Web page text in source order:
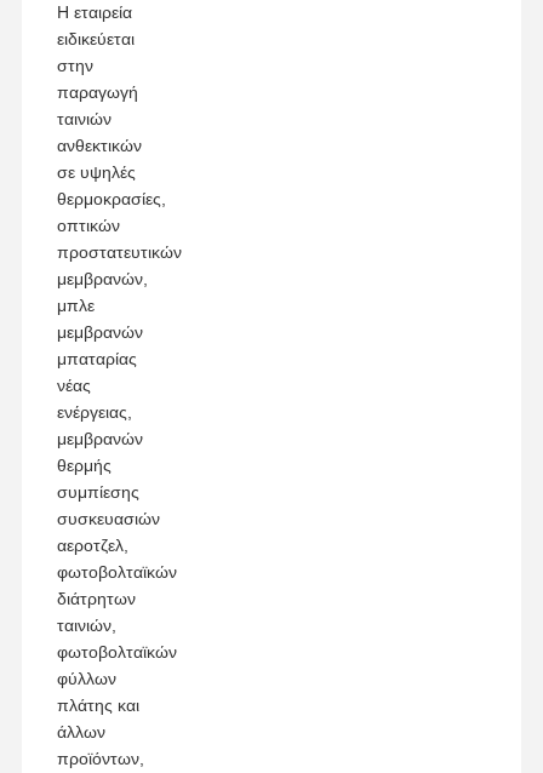
Η εταιρεία
ειδικεύεται
στην
παραγωγή
ταινιών
ανθεκτικών
σε υψηλές
θερμοκρασίες,
οπτικών
προστατευτικών
μεμβρανών,
μπλε
μεμβρανών
μπαταρίας
νέας
ενέργειας,
μεμβρανών
θερμής
συμπίεσης
συσκευασιών
αεροτζελ,
φωτοβολταϊκών
διάτρητων
ταινιών,
φωτοβολταϊκών
φύλλων
πλάτης και
άλλων
προϊόντων,